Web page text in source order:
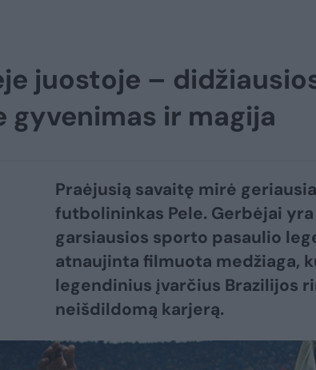
juostoje –
gyvenimas ir magija
Praėjusią savaitę mirė
futbolininkas Pele. Gerbėjai
garsiausios sporto pasaulio
atnaujinta filmuota medžiaga,
legendinius įvarčius Brazilijos
neišdildomą karjerą.